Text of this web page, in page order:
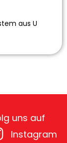
aus U
uns auf
Instagram